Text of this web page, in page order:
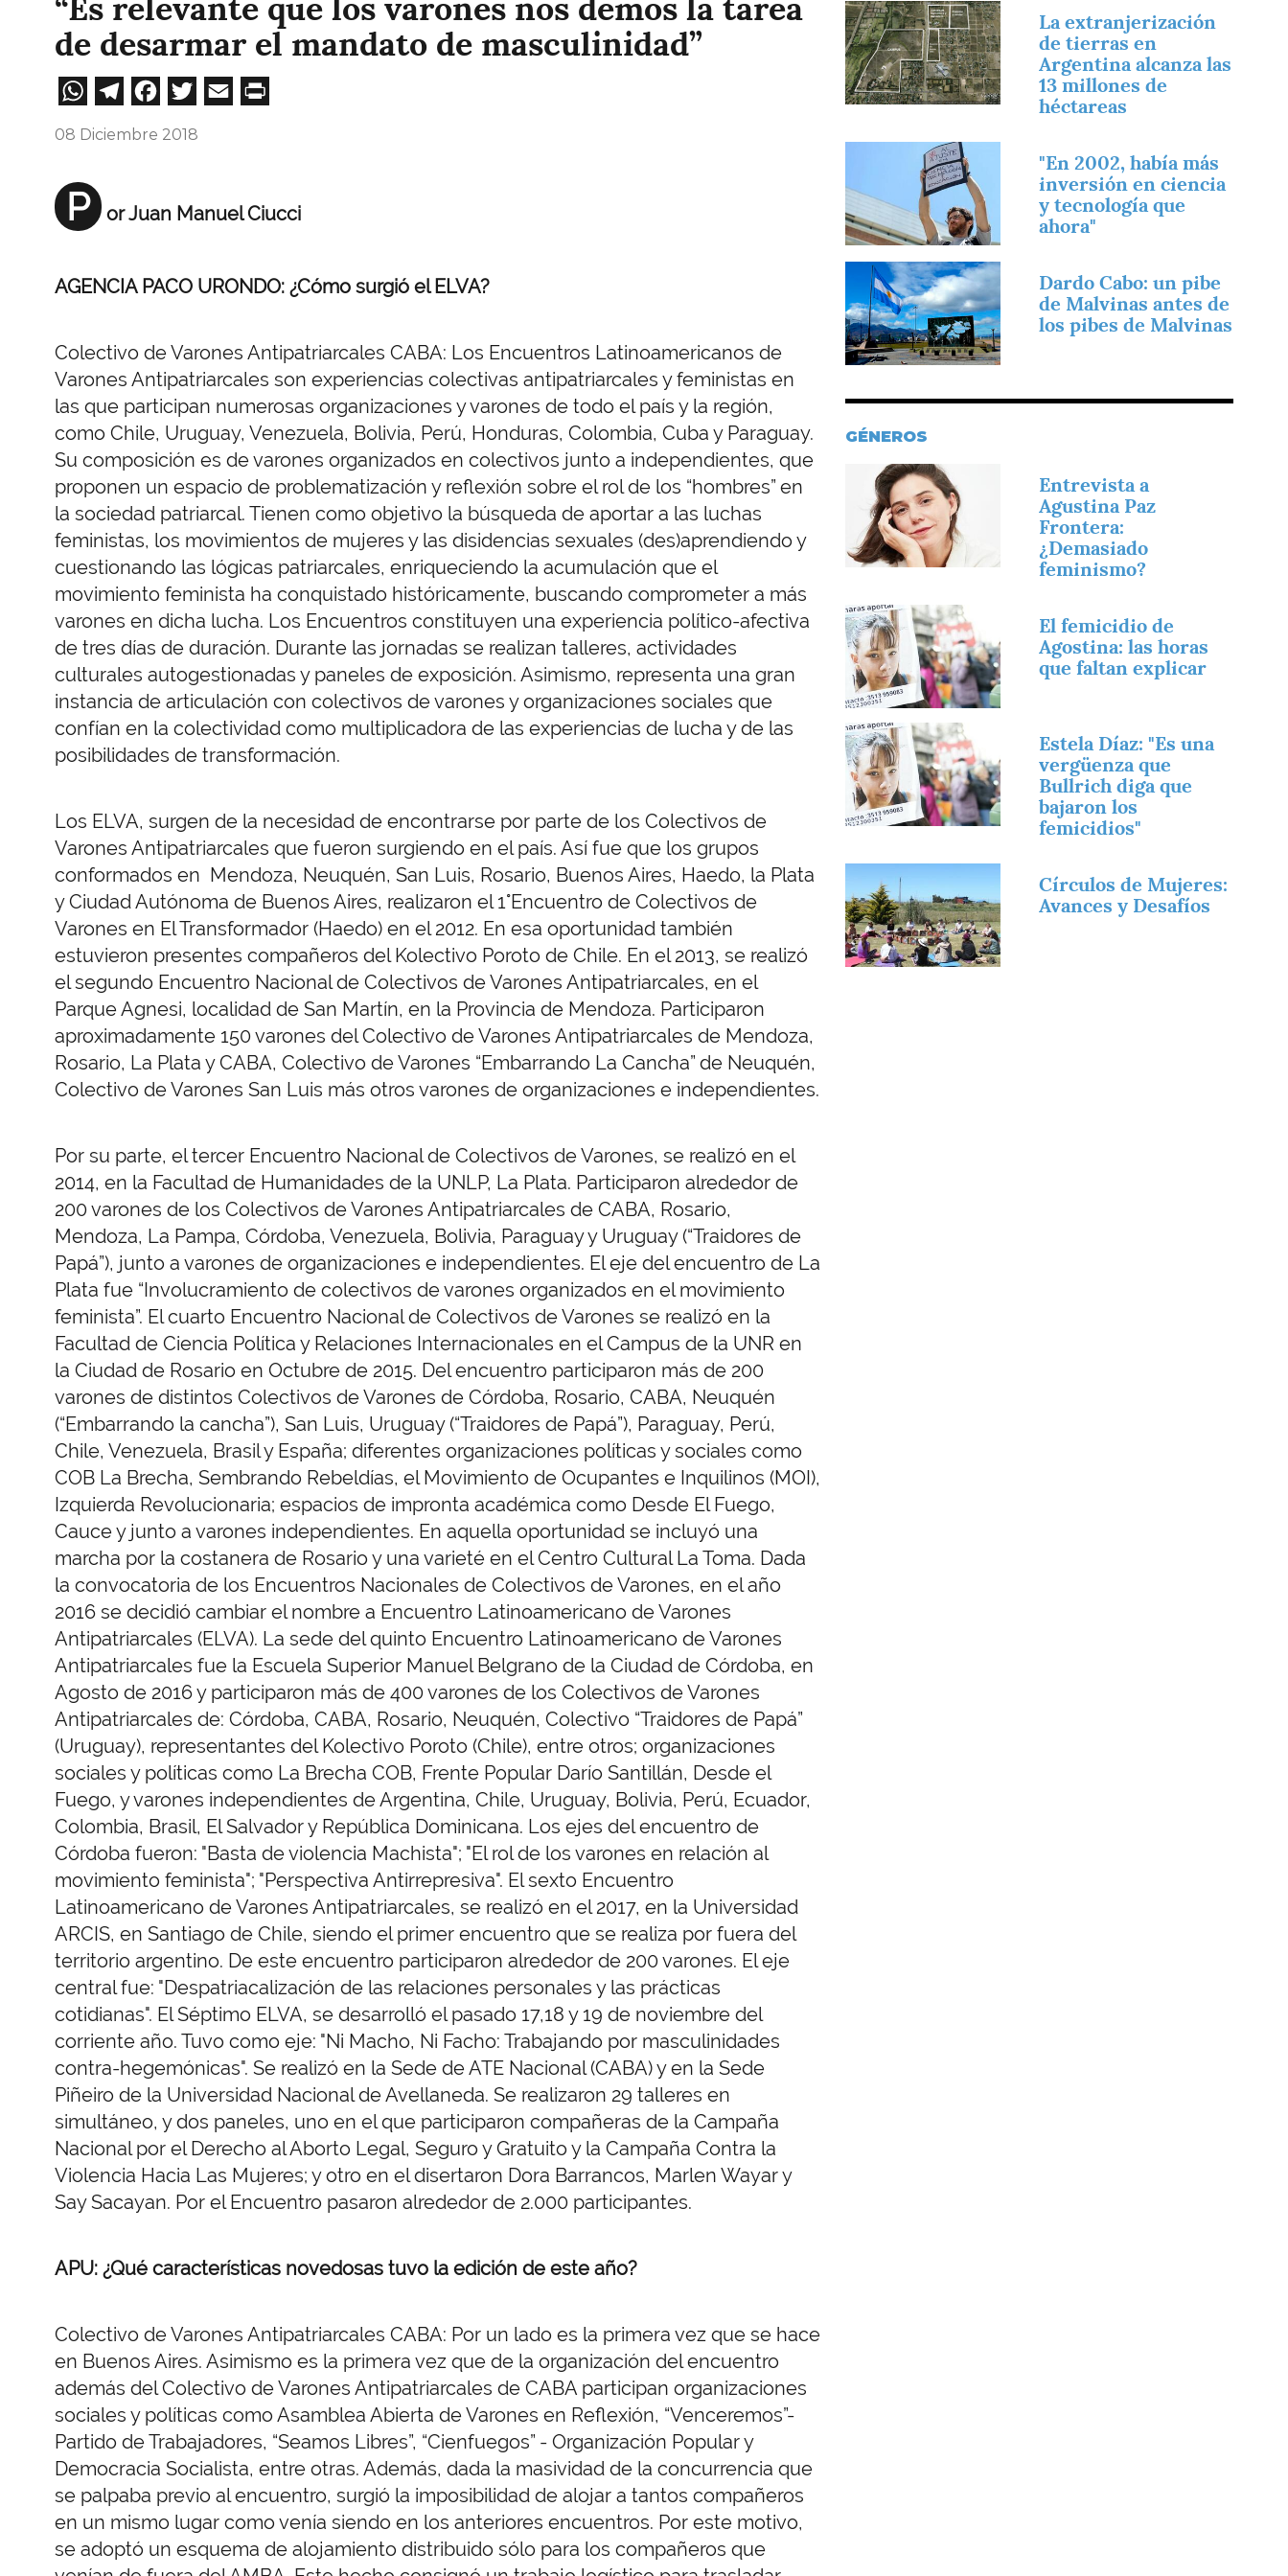
“Es relevante que los varones nos demos la tarea
de desarmar el mandato de masculinidad”
WhatsApp
Telegram
Facebook
Twitter
Email
08 Diciembre 2018
P or Juan Manuel Ciucci
AGENCIA PACO URONDO: ¿Cómo surgió el ELVA?
Colectivo de Varones Antipatriarcales CABA: Los Encuentros Latinoamericanos de
Varones Antipatriarcales son experiencias colectivas antipatriarcales y feministas en
las que participan numerosas organizaciones y varones de todo el país y la región,
como Chile, Uruguay, Venezuela, Bolivia, Perú, Honduras, Colombia, Cuba y Paraguay.
Su composición es de varones organizados en colectivos junto a independientes, que
proponen un espacio de problematización y reflexión sobre el rol de los “hombres” en
la sociedad patriarcal. Tienen como objetivo la búsqueda de aportar a las luchas
feministas, los movimientos de mujeres y las disidencias sexuales (des)aprendiendo y
cuestionando las lógicas patriarcales, enriqueciendo la acumulación que el
movimiento feminista ha conquistado históricamente, buscando comprometer a más
varones en dicha lucha. Los Encuentros constituyen una experiencia político-afectiva
de tres días de duración. Durante las jornadas se realizan talleres, actividades
culturales autogestionadas y paneles de exposición. Asimismo, representa una gran
instancia de articulación con colectivos de varones y organizaciones sociales que
confían en la colectividad como multiplicadora de las experiencias de lucha y de las
posibilidades de transformación.
Los ELVA, surgen de la necesidad de encontrarse por parte de los Colectivos de
Varones Antipatriarcales que fueron surgiendo en el país. Así fue que los grupos
conformados en Mendoza, Neuquén, San Luis, Rosario, Buenos Aires, Haedo, la Plata
y Ciudad Autónoma de Buenos Aires, realizaron el 1°Encuentro de Colectivos de
Varones en El Transformador (Haedo) en el 2012. En esa oportunidad también
estuvieron presentes compañeros del Kolectivo Poroto de Chile. En el 2013, se realizó
el segundo Encuentro Nacional de Colectivos de Varones Antipatriarcales, en el
Parque Agnesi, localidad de San Martín, en la Provincia de Mendoza. Participaron
aproximadamente 150 varones del Colectivo de Varones Antipatriarcales de Mendoza,
Rosario, La Plata y CABA, Colectivo de Varones “Embarrando La Cancha” de Neuquén,
Colectivo de Varones San Luis más otros varones de organizaciones e independientes.
Por su parte, el tercer Encuentro Nacional de Colectivos de Varones, se realizó en el
2014, en la Facultad de Humanidades de la UNLP, La Plata. Participaron alrededor de
200 varones de los Colectivos de Varones Antipatriarcales de CABA, Rosario,
Mendoza, La Pampa, Córdoba, Venezuela, Bolivia, Paraguay y Uruguay (“Traidores de
Papá”), junto a varones de organizaciones e independientes. El eje del encuentro de La
Plata fue “Involucramiento de colectivos de varones organizados en el movimiento
feminista”. El cuarto Encuentro Nacional de Colectivos de Varones se realizó en la
Facultad de Ciencia Política y Relaciones Internacionales en el Campus de la UNR en
la Ciudad de Rosario en Octubre de 2015. Del encuentro participaron más de 200
varones de distintos Colectivos de Varones de Córdoba, Rosario, CABA, Neuquén
(“Embarrando la cancha”), San Luis, Uruguay (“Traidores de Papá”), Paraguay, Perú,
Chile, Venezuela, Brasil y España; diferentes organizaciones políticas y sociales como
COB La Brecha, Sembrando Rebeldías, el Movimiento de Ocupantes e Inquilinos (MOI),
Izquierda Revolucionaria; espacios de impronta académica como Desde El Fuego,
Cauce y junto a varones independientes. En aquella oportunidad se incluyó una
marcha por la costanera de Rosario y una varieté en el Centro Cultural La Toma. Dada
la convocatoria de los Encuentros Nacionales de Colectivos de Varones, en el año
2016 se decidió cambiar el nombre a Encuentro Latinoamericano de Varones
Antipatriarcales (ELVA). La sede del quinto Encuentro Latinoamericano de Varones
Antipatriarcales fue la Escuela Superior Manuel Belgrano de la Ciudad de Córdoba, en
Agosto de 2016 y participaron más de 400 varones de los Colectivos de Varones
Antipatriarcales de: Córdoba, CABA, Rosario, Neuquén, Colectivo “Traidores de Papá”
(Uruguay), representantes del Kolectivo Poroto (Chile), entre otros; organizaciones
sociales y políticas como La Brecha COB, Frente Popular Darío Santillán, Desde el
Fuego, y varones independientes de Argentina, Chile, Uruguay, Bolivia, Perú, Ecuador,
Colombia, Brasil, El Salvador y República Dominicana. Los ejes del encuentro de
Córdoba fueron: "Basta de violencia Machista"; "El rol de los varones en relación al
movimiento feminista"; "Perspectiva Antirrepresiva". El sexto Encuentro
Latinoamericano de Varones Antipatriarcales, se realizó en el 2017, en la Universidad
ARCIS, en Santiago de Chile, siendo el primer encuentro que se realiza por fuera del
territorio argentino. De este encuentro participaron alrededor de 200 varones. El eje
central fue: "Despatriacalización de las relaciones personales y las prácticas
cotidianas". El Séptimo ELVA, se desarrolló el pasado 17,18 y 19 de noviembre del
corriente año. Tuvo como eje: "Ni Macho, Ni Facho: Trabajando por masculinidades
contra-hegemónicas". Se realizó en la Sede de ATE Nacional (CABA) y en la Sede
Piñeiro de la Universidad Nacional de Avellaneda. Se realizaron 29 talleres en
simultáneo, y dos paneles, uno en el que participaron compañeras de la Campaña
Nacional por el Derecho al Aborto Legal, Seguro y Gratuito y la Campaña Contra la
Violencia Hacia Las Mujeres; y otro en el disertaron Dora Barrancos, Marlen Wayar y
Say Sacayan. Por el Encuentro pasaron alrededor de 2.000 participantes.
APU: ¿Qué características novedosas tuvo la edición de este año?
Colectivo de Varones Antipatriarcales CABA: Por un lado es la primera vez que se hace
en Buenos Aires. Asimismo es la primera vez que de la organización del encuentro
además del Colectivo de Varones Antipatriarcales de CABA participan organizaciones
sociales y políticas como Asamblea Abierta de Varones en Reflexión, “Venceremos”-
Partido de Trabajadores, “Seamos Libres”, “Cienfuegos” - Organización Popular y
Democracia Socialista, entre otras. Además, dada la masividad de la concurrencia que
se palpaba previo al encuentro, surgió la imposibilidad de alojar a tantos compañeros
en un mismo lugar como venía siendo en los anteriores encuentros. Por este motivo,
se adoptó un esquema de alojamiento distribuido sólo para los compañeros que
Imagen
La extranjerización
de tierras en
Argentina alcanza las
13 millones de
héctareas
"En 2002, había más
inversión en ciencia
y tecnología que
ahora"
Imagen
Dardo Cabo: un pibe
de Malvinas antes de
los pibes de Malvinas
GÉNEROS
Imagen
Entrevista a
Agustina Paz
Frontera:
¿Demasiado
feminismo?
Imagen
El femicidio de
Agostina: las horas
que faltan explicar
Imagen
Estela Díaz: "Es una
vergüenza que
Bullrich diga que
bajaron los
femicidios"
Círculos de Mujeres:
Avances y Desafíos